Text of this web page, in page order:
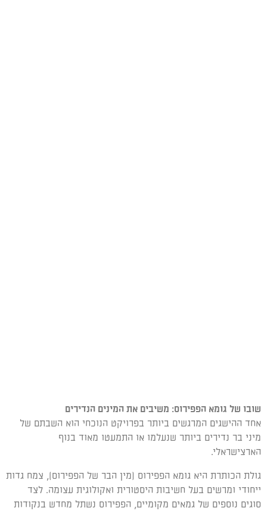
שובו של גומא הפפירוס: משיבים את המינים הנדירים
אחד ההישגים המרגשים ביותר בפרויקט הנוכחי הוא השבתם של
מיני בר נדירים ביותר שנעלמו או התמעטו מאוד בנוף
הארצישראלי.
גולת הכותרת היא גומא הפפירוס (מין הבר של הפפירוס), צמח גדות
ייחודי ומרשים בעל חשיבות היסטורית ואקולוגית עצומה. לצד
סוגים נוספים של גמאים מקומיים, הפפירוס נשתל מחדש בנקודות